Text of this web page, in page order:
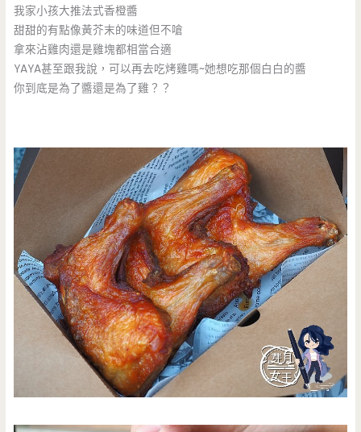
我家小孩大推法式香橙醬
甜甜的有點像黃芥末的味道但不嗆
拿來沾雞肉還是雞塊都相當合適
YAYA甚至跟我說，可以再去吃烤雞嗎~她想吃那個白白的醬
你到底是為了醬還是為了雞？？